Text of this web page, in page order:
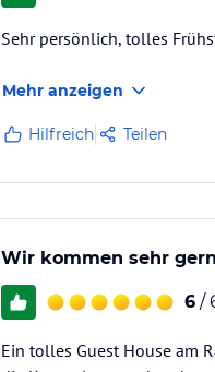
Sehr persönlich, tolles
Mehr anzeigen
Hilfreich Teilen
Wir kommen sehr
6 /
Ein tolles Guest House am